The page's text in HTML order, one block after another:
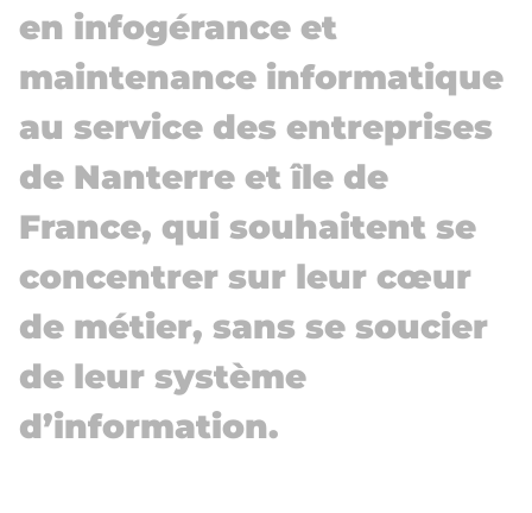
en infogérance et
maintenance informatique
au service des entreprises
de Nanterre et île de
France, qui souhaitent se
concentrer sur leur cœur
de métier, sans se soucier
de leur système
d’information.